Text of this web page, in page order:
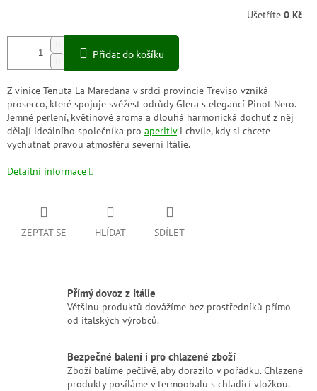
Ušetříte 0 Kč
Přidat do košíku
Z vinice Tenuta La Maredana v srdci provincie Treviso vzniká
prosecco, které spojuje svěžest odrůdy Glera s elegancí Pinot Nero.
Jemné perlení, květinové aroma a dlouhá harmonická dochuť z něj
dělají ideálního společníka pro aperitivi chvíle, kdy si chcete
vychutnat pravou atmosféru severní Itálie.
Detailní informace
ZEPTAT SE HLÍDAT SDÍLET
Přímý dovoz z Itálie
Většinu produktů dovážíme bez prostředníků přímo
od italských výrobců.
Bezpečné balení i pro chlazené zboží
Zboží balíme pečlivě, aby dorazilo v pořádku. Chlazené
produkty posíláme v termoobalu s chladicí vložkou.